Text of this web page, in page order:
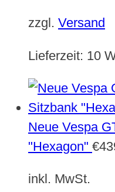
zzgl. Versand
Lieferzeit: 10
Neue Vespa
"Hexagon" €
inkl. MwSt.